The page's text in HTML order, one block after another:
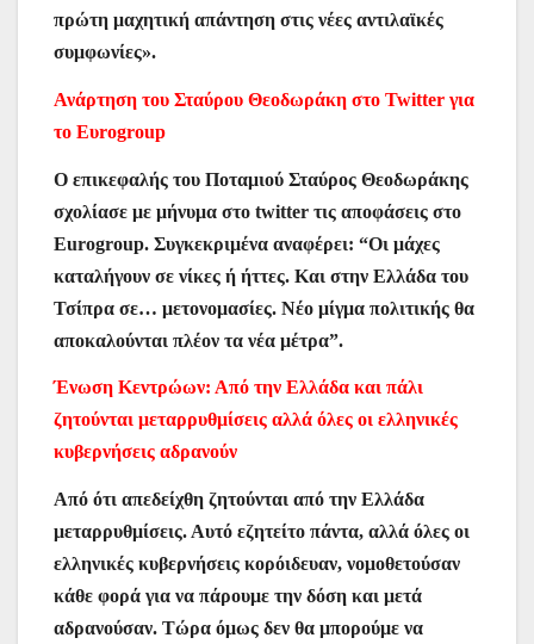
πρώτη μαχητική απάντηση στις νέες αντιλαϊκές
συμφωνίες».
Ανάρτηση του Σταύρου Θεοδωράκη στο Twitter για
το Ευrogroup
Ο επικεφαλής του Ποταμιού Σταύρος Θεοδωράκης
σχολίασε με μήνυμα στο twitter τις αποφάσεις στο
Eurogroup. Συγκεκριμένα αναφέρει: “Οι μάχες
καταλήγουν σε νίκες ή ήττες. Και στην Ελλάδα του
Τσίπρα σε… μετονομασίες. Νέο μίγμα πολιτικής θα
αποκαλούνται πλέον τα νέα μέτρα”.
Ένωση Κεντρώων: Από την Ελλάδα και πάλι
ζητούνται μεταρρυθμίσεις αλλά όλες οι ελληνικές
κυβερνήσεις αδρανούν
Από ότι απεδείχθη ζητούνται από την Ελλάδα
μεταρρυθμίσεις. Αυτό εζητείτο πάντα, αλλά όλες οι
ελληνικές κυβερνήσεις κορόιδευαν, νομοθετούσαν
κάθε φορά για να πάρουμε την δόση και μετά
αδρανούσαν. Τώρα όμως δεν θα μπορούμε να